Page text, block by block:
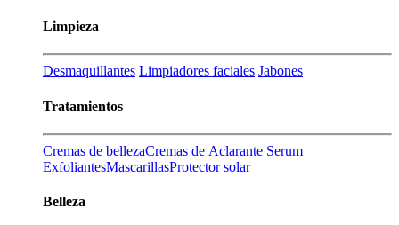
Limpieza
Desmaquillantes Limpiadores faciales Jabones
Tratamientos
Cremas de bellezaCremas de Aclarante Serum
ExfoliantesMascarillasProtector solar
Belleza